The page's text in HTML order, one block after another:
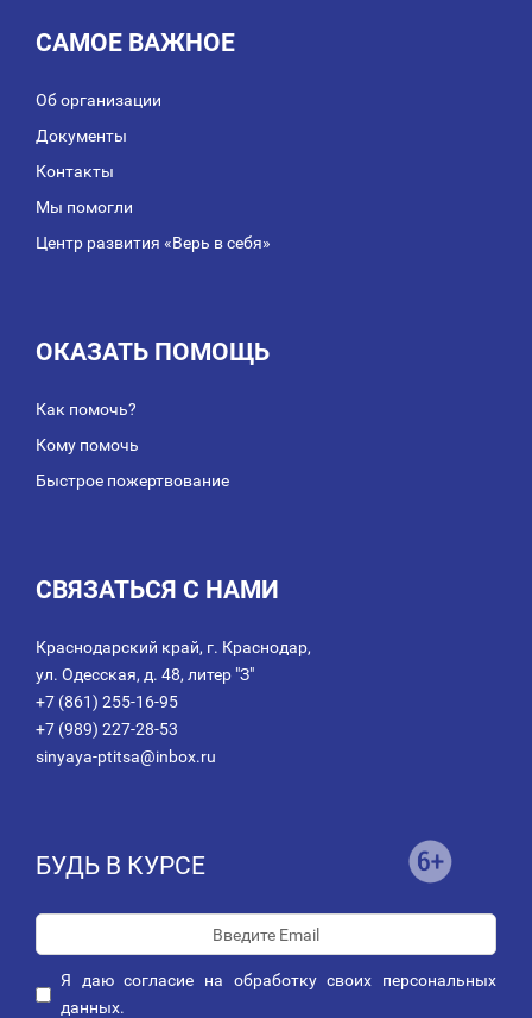
САМОЕ ВАЖНОЕ
Об организации
Документы
Контакты
Мы помогли
Центр развития «Верь в себя»
ОКАЗАТЬ ПОМОЩЬ
Как помочь?
Кому помочь
Быстрое пожертвование
СВЯЗАТЬСЯ С НАМИ
Краснодарский край, г. Краснодар,
ул. Одесская, д. 48, литер "З"
+7 (861) 255-16-95
+7 (989) 227-28-53
sinyaya-ptitsa@inbox.ru
БУДЬ В КУРСЕ
Я даюсогласие на обработку своих персональных
данных.